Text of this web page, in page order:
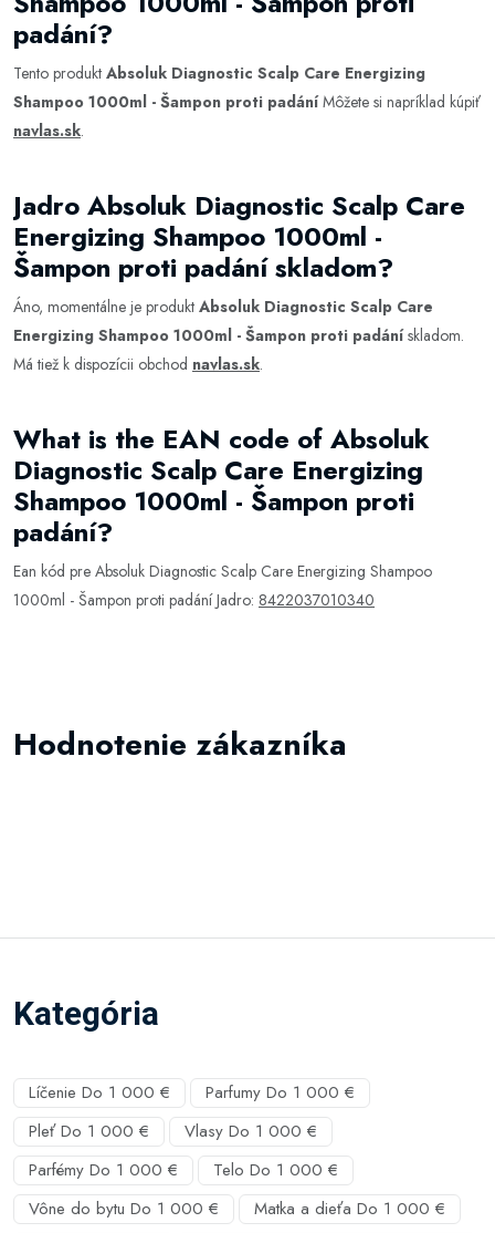
padání?
Tento produkt Absoluk Diagnostic Scalp Care Energizing
Shampoo 1000ml - Šampon proti padáníMôžete si napríklad kúpiť
navlas.sk.
Jadro Absoluk Diagnostic Scalp Care
Energizing Shampoo 1000ml -
Šampon proti padání skladom?
Áno, momentálne je produkt Absoluk Diagnostic Scalp Care
Energizing Shampoo 1000ml - Šampon proti padánískladom.
Má tiež k dispozícii obchod navlas.sk.
What is the EAN code of Absoluk
Diagnostic Scalp Care Energizing
Shampoo 1000ml - Šampon proti
padání?
Ean kód pre Absoluk Diagnostic Scalp Care Energizing Shampoo
1000ml - Šampon proti padání Jadro: 8422037010340
Hodnotenie zákazníka
Kategória
Líčenie Do 1 000 €
Parfumy Do 1 000 €
Pleť Do 1 000 €
Vlasy Do 1 000 €
Parfémy Do 1 000 €
Telo Do 1 000 €
Vône do bytu Do 1 000 €
Matka a dieťa Do 1 000 €